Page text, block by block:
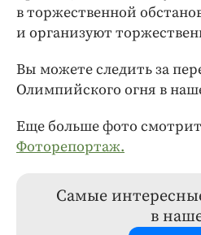
в торжественной
и организуют
Вы можете следить за
Олимпийского огня в
Еще больше фото
Фоторепортаж.
Самые
в